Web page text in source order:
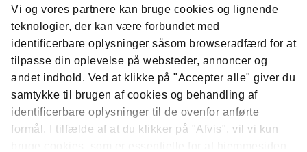
Vi og vores partnere kan bruge cookies og lignende
teknologier, der kan være forbundet med
identificerbare oplysninger såsom browseradfærd for at
tilpasse din oplevelse på websteder, annoncer og
andet indhold. Ved at klikke på "Accepter alle" giver du
samtykke til brugen af ​​cookies og behandling af
identificerbare oplysninger til de ovenfor anførte
formål. I tilfælde af at du klikker på "Afvis", vil vi kun
at indberette bivirkningen online (se vejledning i link neden for). Din
læge kan vurdere, om symptomerne kan skyldes din medicin eller
eventuelt andre forhold samt om din behandling skal ændres.
Lægen har desuden pligt til at indberette bivirkninger og kan
supplere med informationer fra journalen, som kan hjælpe
Lægemiddelstyrelsen til at vurdere den indberettede bivirkning og
om indlægssedlen skal opdateres. Formålet med at indberette
bivirkninger er at øge patientsikkerheden.
Meld en bivirkning: